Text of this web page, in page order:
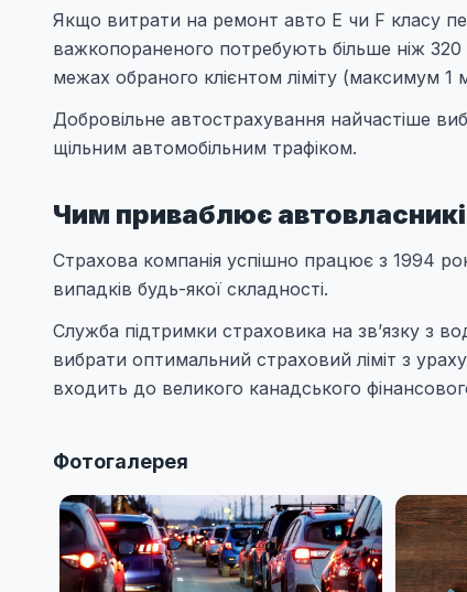
Якщо витрати на ремонт авто E чи F класу
важкопораненого потребують більше ніж
межах обраного клієнтом ліміту (максимум 1
Добровільне автострахування найчастіше
щільним автомобільним трафіком.
Чим приваблює
Страхова компанія успішно працює з 1994
випадків будь-якої складності.
Служба підтримки страховика на зв’язку з
вибрати оптимальний страховий ліміт з
входить до великого канадського
Фотогалерея